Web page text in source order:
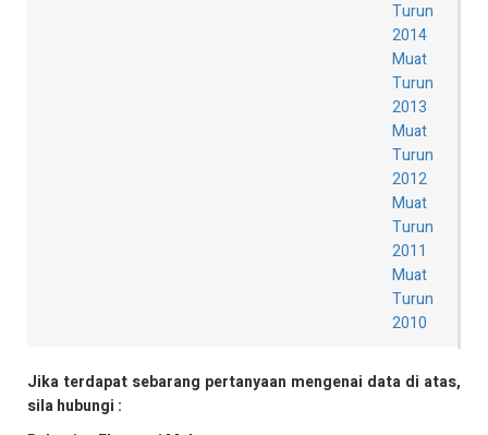
Turun
2014
Muat
Turun
2013
Muat
Turun
2012
Muat
Turun
2011
Muat
Turun
2010
Jika terdapat sebarang pertanyaan mengenai data di atas,
sila hubungi :